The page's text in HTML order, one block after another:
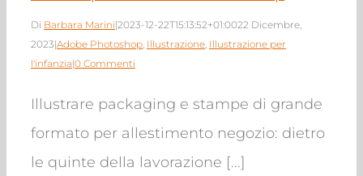
Di Barbara Marini|2023-12-22T15:13:52+01:0022 Dicembre,
2023|Adobe Photoshop, Illustrazione, Illustrazione per
l'infanzia|0 Commenti
Illustrare packaging e stampe di grande
formato per allestimento negozio: dietro
le quinte della lavorazione [...]